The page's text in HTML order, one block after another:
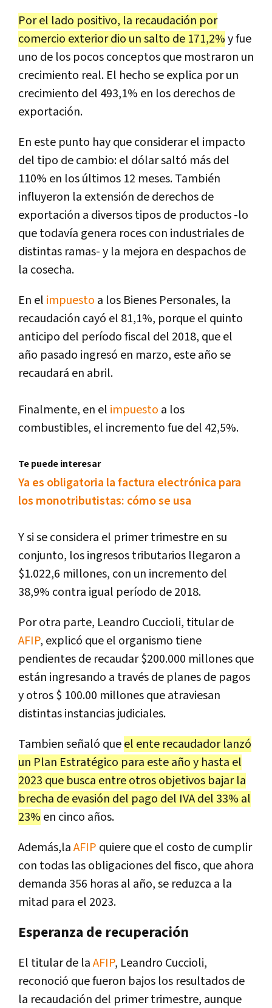
Por el lado positivo, la recaudación por
comercio exterior dio un salto de 171,2%y fue
uno de los pocos conceptos que mostraron un
crecimiento real. El hecho se explica por un
crecimiento del 493,1% en los derechos de
exportación.
En este punto hay que considerar el impacto
del tipo de cambio: el dólar saltó más del
110% en los últimos 12 meses. También
influyeron la extensión de derechos de
exportación a diversos tipos de productos -lo
que todavía genera roces con industriales de
distintas ramas- y la mejora en despachos de
la cosecha.
En el impuesto a los Bienes Personales, la
recaudación cayó el 81,1%, porque el quinto
anticipo del período fiscal del 2018, que el
año pasado ingresó en marzo, este año se
recaudará en abril.
Finalmente, en el impuesto a los
combustibles, el incremento fue del 42,5%.
Te puede interesar
Ya es obligatoria la factura electrónica para
los monotributistas: cómo se usa
Y si se considera el primer trimestre en su
conjunto, los ingresos tributarios llegaron a
$1.022,6 millones, con un incremento del
38,9% contra igual período de 2018.
Por otra parte, Leandro Cuccioli, titular de
AFIP, explicó que el organismo tiene
pendientes de recaudar $200.000 millones que
están ingresando a través de planes de pagos
y otros $ 100.00 millones que atraviesan
distintas instancias judiciales.
Tambien señaló queel ente recaudador lanzó
un Plan Estratégico para este año y hasta el
2023 que busca entre otros objetivos bajar la
brecha de evasión del pago del IVA del 33% al
23% en cinco años.
Además,laAFIP quiere que el costo de cumplir
con todas las obligaciones del fisco, que ahora
demanda 356 horas al año, se reduzca a la
mitad para el 2023.
Esperanza de recuperación
El titular de laAFIP, Leandro Cuccioli,
reconoció que fueron bajos los resultados de
la recaudación del primer trimestre, aunque